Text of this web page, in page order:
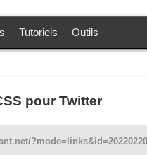
Tutoriels Outils
pour Twitter